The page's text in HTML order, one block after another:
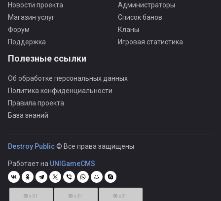
Новости проекта
Магазин услуг
Форум
Поддержка
Администраторы
Список банов
Кланы
Игровая статистика
Полезные ссылки
Об обработке персональных данных
Политика конфиденциальности
Правила проекта
База знаний
Destroy Public© Все права защищены
Работает на UNIGameCMS